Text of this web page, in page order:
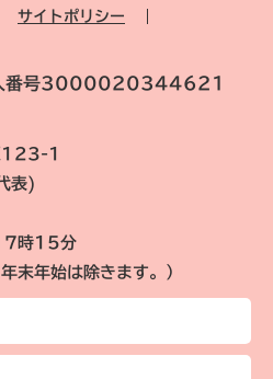
サイトポリシー
番号3000020344621
123-1
表)
時15分
末年始は除きます。）